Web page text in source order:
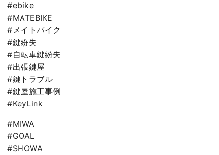
#ebike
#MATEBIKE
#メイトバイク
#鍵紛失
#自転車鍵紛失
#出張鍵屋
#鍵トラブル
#鍵屋施工事例
#KeyLink
#MIWA
#GOAL
#SHOWA